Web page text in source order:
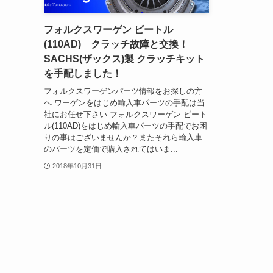
フォルクスワーゲン ビートル
(110AD) クラッチ故障と交換！
SACHS(ザックス)製 クラッチキット
を手配しました！
フォルクスワーゲンパーツ情報をお探しの方
へ ワーゲンをはじめ輸入車パーツの手配は当
社にお任せ下さい フォルクスワーゲン ビート
ル(110AD)をはじめ輸入車パーツの手配でお困
りの事はございませんか？またそれら輸入車
のパーツを定価で購入されてはいま...
2018年10月31日